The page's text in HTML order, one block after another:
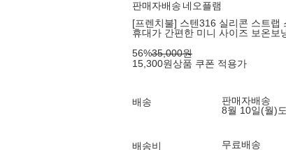
판매자배송 네오플램
[프렌치불] 스텐316 실리콘 스트
휴대가 간편한 미니 사이즈 보온보
56%35,000원
15,300원상품 쿠폰 적용가
배송
판매자배송
8월 10일(월)
배송비 무료배송